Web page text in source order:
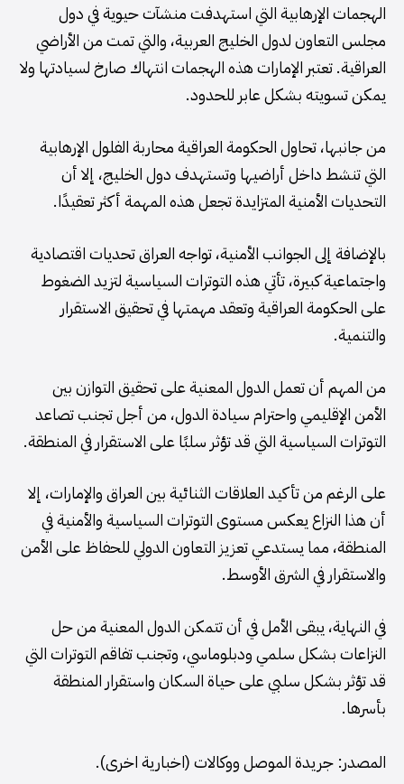
الهجمات الإرهابية التي استهدفت منشآت حيوية في دول
مجلس التعاون لدول الخليج العربية، والتي تمت من الأراضي
العراقية. تعتبر الإمارات هذه الهجمات انتهاك صارخ لسيادتها ولا
يمكن تسويته بشكل عابر للحدود.
من جانبها، تحاول الحكومة العراقية محاربة الفلول الإرهابية
التي تنشط داخل أراضيها وتستهدف دول الخليج، إلا أن
التحديات الأمنية المتزايدة تجعل هذه المهمة أكثر تعقيدًا.
بالإضافة إلى الجوانب الأمنية، تواجه العراق تحديات اقتصادية
واجتماعية كبيرة، تأتي هذه التوترات السياسية لتزيد الضغوط
على الحكومة العراقية وتعقد مهمتها في تحقيق الاستقرار
والتنمية.
من المهم أن تعمل الدول المعنية على تحقيق التوازن بين
الأمن الإقليمي واحترام سيادة الدول، من أجل تجنب تصاعد
التوترات السياسية التي قد تؤثر سلبًا على الاستقرار في المنطقة.
على الرغم من تأكيد العلاقات الثنائية بين العراق والإمارات، إلا
أن هذا النزاع يعكس مستوى التوترات السياسية والأمنية في
المنطقة، مما يستدعي تعزيز التعاون الدولي للحفاظ على الأمن
والاستقرار في الشرق الأوسط.
في النهاية، يبقى الأمل في أن تتمكن الدول المعنية من حل
النزاعات بشكل سلمي ودبلوماسي، وتجنب تفاقم التوترات التي
قد تؤثر بشكل سلبي على حياة السكان واستقرار المنطقة
بأسرها.
المصدر: جريدة الموصل ووكالات (اخبارية اخرى).